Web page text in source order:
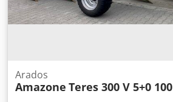
Arados
Amazone Teres 300 V 5+0 100